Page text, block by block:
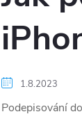
1.8.2023
Podepisování